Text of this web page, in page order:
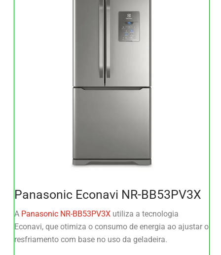
Panasonic Econavi NR-BB53PV3X
A Panasonic NR-BB53PV3Xutiliza a tecnologia
Econavi, que otimiza o consumo de energia ao ajustar o
resfriamento com base no uso da geladeira.